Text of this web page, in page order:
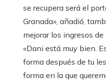
se recupera será el
Granada», añadió,
mejorar los ingresos
«Dani está muy bien.
forma después de tu
forma en la que